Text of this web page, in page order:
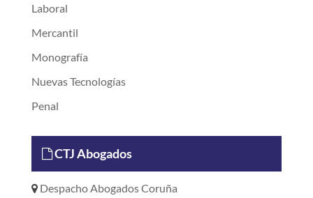
Laboral
Mercantil
Monografía
Nuevas Tecnologías
Penal
CTJ Abogados
Despacho Abogados Coruña